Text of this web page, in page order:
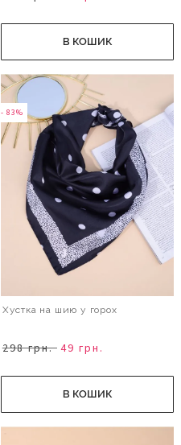
В КОШИК
- 83%
Хустка на шию у горох
298 грн. 49 грн.
В КОШИК